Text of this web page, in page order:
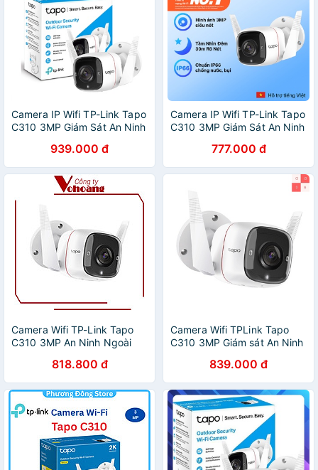
Camera IP Wifi TP-Link Tapo
C310 3MP Giám Sát An Ninh
939.000 đ
Camera IP Wifi TP-Link Tapo
C310 3MP Giám Sát An Ninh
777.000 đ
Camera Wifi TP-Link Tapo
C310 3MP An Ninh Ngoài
818.800 đ
Camera Wifi TPLink Tapo
C310 3MP Giám sát An Ninh
839.000 đ